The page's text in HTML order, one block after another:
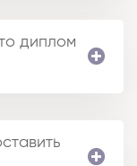
диплом